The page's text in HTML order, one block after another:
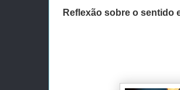
Reflexão sobre o sentido